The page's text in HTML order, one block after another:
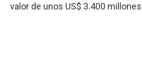
valor de unos US$ 3.400